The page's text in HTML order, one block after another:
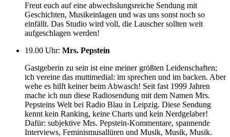
Freut euch auf eine abwechslungsreiche Sendung mit
Geschichten, Musikeinlagen und was uns sonst noch so
einfällt. Das Studio wird voll, die Lauscher sollten weit
aufgeschlagen werden!
19.00 Uhr: Mrs. Pepstein
Gastgeberin zu sein ist eine meiner größten Leidenschaften;
ich vereine das muttimedial: im sprechen und im backen. Aber
wehe es hilft keiner beim Abwasch! Seit fast 1999 Jahren
mache ich nun diese Radiosendung mit dem Namen Mrs.
Pepsteins Welt bei Radio Blau in Leipzig. Diese Sendung
kennt kein Ranking, keine Charts und kein Nerdgelaber!
Dafür: subjektive Mrs. Pepstein-Kommentare, spannende
Interviews, Feminismusallüren und Musik, Musik, Musik.